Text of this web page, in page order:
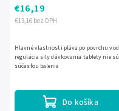
€13,16 bez DPH
€16,19
Do košíka
Hlavné vlastnosti pláva po povrchu vody
regulácia sily dávkovania tablety nie sú
súčasťou balenia